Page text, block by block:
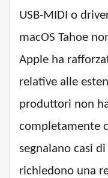
USB-MIDI o
macOS Tahoe
Apple ha
relative alle
produttori non
completamente
segnalano casi
richiedono una